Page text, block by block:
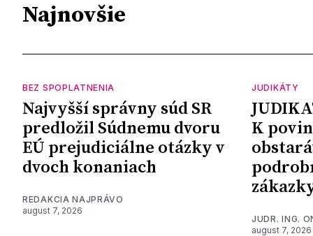
Najnovšie
BEZ SPOPLATNENIA
Najvyšší správny súd SR
predložil Súdnemu dvoru
EÚ prejudiciálne otázky v
dvoch konaniach
REDAKCIA NAJPRÁVO
august 7, 2026
JUDIKÁTY
K
JUDR. ING.
august 7, 2026